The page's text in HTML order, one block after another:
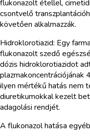
flukonazolt étellel,
csontvelő
követően alkalmazzák.
Hidroklorotiazid: Egy
flukonazolt szedő
dózis hidroklorotiazidot
ilyen mértékű hatás nem
diuretikumokkal kezelt
adagolási rendjét.
A flukonazol hatása